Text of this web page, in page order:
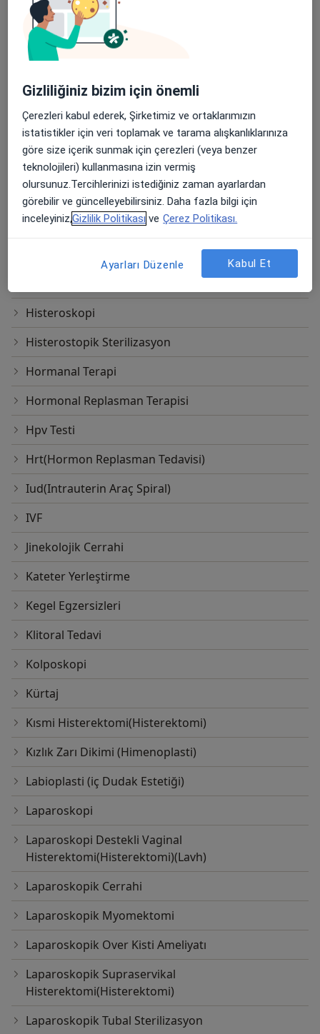
Fallopi Tüpü Çıkarılması
G Noktası Büyütme
Genital Estetik
Gerilimsiz Vajinal Bant Işlemi
Hamilelik Testi
Hemaferez
Hipnozla Doğum
Histeroskopi
Histerostopik Sterilizasyon
Hormanal Terapi
Hormonal Replasman Terapisi
Hpv Testi
Hrt(Hormon Replasman Tedavisi)
Iud(Intrauterin Araç Spiral)
IVF
Jinekolojik Cerrahi
Kateter Yerleştirme
Kegel Egzersizleri
Klitoral Tedavi
Kolposkopi
Kürtaj
Kısmi Histerektomi(Histerektomi)
Kızlık Zarı Dikimi (Himenoplasti)
Labioplasti (iç Dudak Estetiği)
Laparoskopi
Laparoskopi Destekli Vaginal
Histerektomi(Histerektomi)(Lavh)
Laparoskopik Cerrahi
Laparoskopik Myomektomi
Laparoskopik Over Kisti Ameliyatı
Laparoskopik Supraservikal
Histerektomi(Histerektomi)
Laparoskopik Tubal Sterilizasyon
Gizliliğiniz bizim için önemli
Çerezleri kabul ederek, Şirketimiz ve ortaklarımızın
istatistikler için veri toplamak ve tarama alışkanlıklarınıza
göre size içerik sunmak için çerezleri (veya benzer
teknolojileri) kullanmasına izin vermiş
olursunuz.Tercihlerinizi istediğiniz zaman ayarlardan
görebilir ve güncelleyebilirsiniz. Daha fazla bilgi için
inceleyiniz,Gizlilik Politikası ve Çerez Politikası.
Ayarları Düzenle Kabul Et